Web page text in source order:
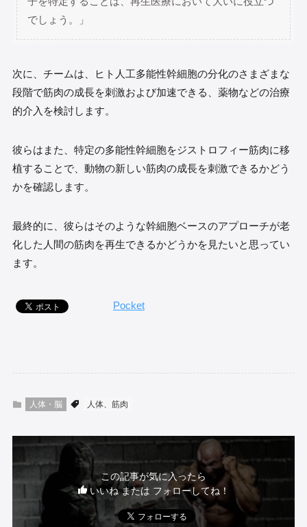
でしょう。」
次に、チームは、ヒト人工多能性幹細胞の分化のさまざまな
段階で筋肉の成長を刺激および加速できる、薬物などの治療
的介入を検討します。
彼らはまた、特定の多能性幹細胞をジストロフィー筋肉に移
植することで、動物の新しい筋肉の成長を刺激できるかどう
かを確認します。
最終的に、彼らはそのような幹細胞ベースのアプローチが老
化した人間の筋肉を再生できるかどうかを見たいと思ってい
ます。
Pocket
人体・脳 人体、筋肉
この記事が気に入ったら
いいね または フォローしてね！